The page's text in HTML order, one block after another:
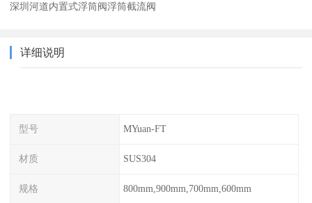
深圳河道内置式浮筒阀浮筒截流阀
详细说明
型号 MYuan-FT
材质 SUS304
规格 800mm,900mm,700mm,600mm